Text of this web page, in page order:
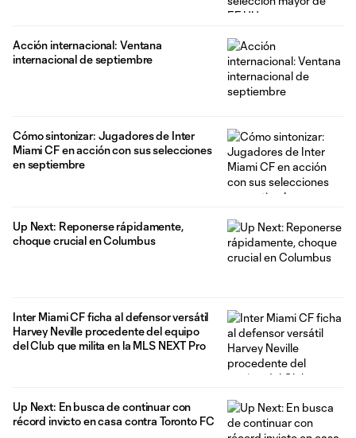
Acción internacional: Ventana
internacional de septiembre
Cómo sintonizar: Jugadores de Inter
Miami CF en acción con sus selecciones
en septiembre
Up Next: Reponerse rápidamente,
choque crucial en Columbus
Inter Miami CF ficha al defensor versátil
Harvey Neville procedente del equipo
del Club que milita en la MLS NEXT Pro
Up Next: En busca de continuar con
récord invicto en casa contra Toronto FC